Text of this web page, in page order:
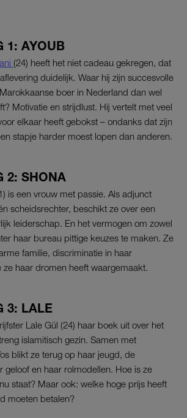
1: AYOUB
(24) heeft het niet cadeau gekregen, dat
duidelijk. Waar hij zijn succesvolle
boer in Nederland dan wel
Motivatie en strijdlust. Hij vertelt met veel
elkaar heeft gebokst – ondanks dat zijn
stapje harder moest lopen dan anderen.
2: SHONA
is een vrouw met passie. Als adjunct
scheidsrechter, beschikt ze over een
leiderschap. En het vermogen om zowel
haar bureau pittige keuzes te maken. Ze
familie, discriminatie in haar
haar dromen heeft waargemaakt.
3: LALE
Lale Gül (24) haar boek uit over het
islamitisch gezin. Samen met
blikt ze terug op haar jeugd, de
geloof en haar rolmodellen. Hoe is ze
staat? Maar ook: welke hoge prijs heeft
moeten betalen?